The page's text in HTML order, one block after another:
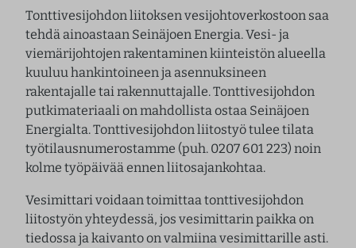
Tonttivesijohdon liitoksen vesijohtoverkostoon saa
tehdä ainoastaan Seinäjoen Energia. Vesi- ja
viemärijohtojen rakentaminen kiinteistön alueella
kuuluu hankintoineen ja asennuksineen
rakentajalle tai rakennuttajalle. Tonttivesijohdon
putkimateriaali on mahdollista ostaa Seinäjoen
Energialta. Tonttivesijohdon liitostyö tulee tilata
työtilausnumerostamme (puh. 0207 601 223) noin
kolme työpäivää ennen liitosajankohtaa.
Vesimittari voidaan toimittaa tonttivesijohdon
liitostyön yhteydessä, jos vesimittarin paikka on
tiedossa ja kaivanto on valmiina vesimittarille asti.